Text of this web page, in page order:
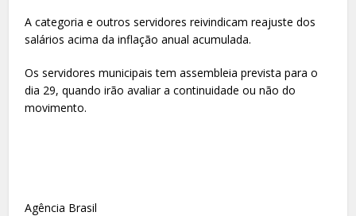
A categoria e outros servidores reivindicam reajuste dos
salários acima da inflação anual acumulada.
Os servidores municipais tem assembleia prevista para o
dia 29, quando irão avaliar a continuidade ou não do
movimento.
Agência Brasil